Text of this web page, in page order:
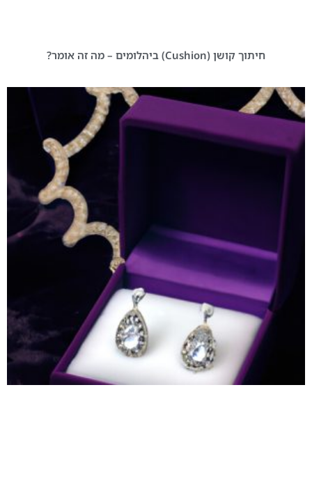
חיתוך קושן (Cushion) ביהלומים – מה זה אומר?